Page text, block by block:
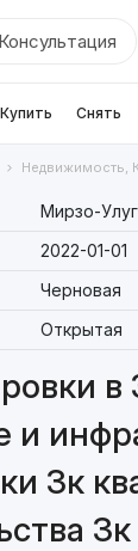
Консультация
Купить Снять
Недвижимость,
Мирзо-
2022-01-01
Черновая
Открытая
в
и
3к